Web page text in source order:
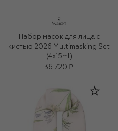
Набор масок для лица с
кистью 2026 Multimasking Set
(4x15ml)
36 720 ₽